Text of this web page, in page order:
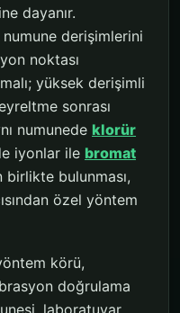
dayanır.
numune derişimlerini
noktası
yüksek derişimli
sonrası
numunede klorür
iyonlar ile bromat
bulunması,
özel yöntem
körü,
doğrulama